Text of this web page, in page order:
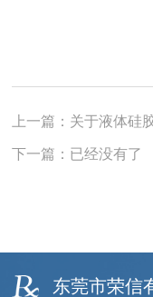
上一篇：关于液体硅
下一篇：已经没有了
东莞市荣信